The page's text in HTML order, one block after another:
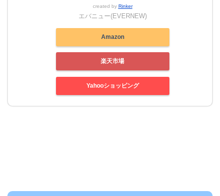
created by Rinker
エバニュー(EVERNEW)
Amazon
楽天市場
Yahooショッピング